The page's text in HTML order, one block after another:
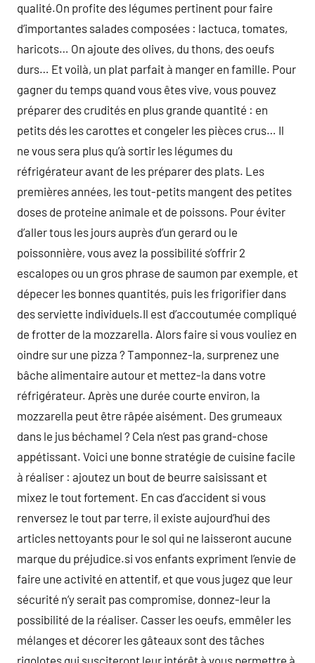
qualité.On profite des légumes pertinent pour faire
d’importantes salades composées : lactuca, tomates,
haricots… On ajoute des olives, du thons, des oeufs
durs… Et voilà, un plat parfait à manger en famille. Pour
gagner du temps quand vous êtes vive, vous pouvez
préparer des crudités en plus grande quantité : en
petits dés les carottes et congeler les pièces crus… Il
ne vous sera plus qu’à sortir les légumes du
réfrigérateur avant de les préparer des plats. Les
premières années, les tout-petits mangent des petites
doses de proteine animale et de poissons. Pour éviter
d’aller tous les jours auprès d’un gerard ou le
poissonnière, vous avez la possibilité s’offrir 2
escalopes ou un gros phrase de saumon par exemple, et
dépecer les bonnes quantités, puis les frigorifier dans
des serviette individuels.Il est d’accoutumée compliqué
de frotter de la mozzarella. Alors faire si vous vouliez en
oindre sur une pizza ? Tamponnez-la, surprenez une
bâche alimentaire autour et mettez-la dans votre
réfrigérateur. Après une durée courte environ, la
mozzarella peut être râpée aisément. Des grumeaux
dans le jus béchamel ? Cela n’est pas grand-chose
appétissant. Voici une bonne stratégie de cuisine facile
à réaliser : ajoutez un bout de beurre saisissant et
mixez le tout fortement. En cas d’accident si vous
renversez le tout par terre, il existe aujourd’hui des
articles nettoyants pour le sol qui ne laisseront aucune
marque du préjudice.si vos enfants expriment l’envie de
faire une activité en attentif, et que vous jugez que leur
sécurité n’y serait pas compromise, donnez-leur la
possibilité de la réaliser. Casser les oeufs, emmêler les
mélanges et décorer les gâteaux sont des tâches
rigolotes qui susciteront leur intérêt à vous permettre à